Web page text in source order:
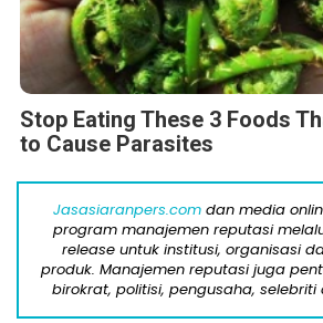
Stop Eating These 3 Foods
to Cause Parasites
Jasasiaranpers.com dan media
program manajemen reputasi
release untuk institusi, organisasi
produk. Manajemen reputasi juga
birokrat, politisi, pengusaha, selebriti